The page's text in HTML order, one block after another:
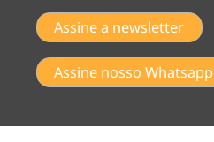
Assine a newsletter
Assine nosso Whatsapp